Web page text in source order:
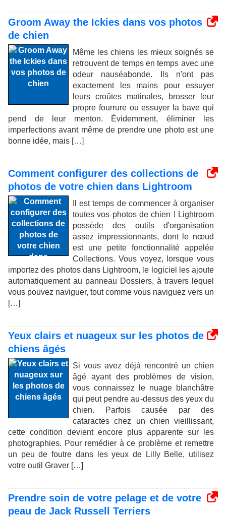
Groom Away the Ickies dans vos photos
de chien
Même les chiens les mieux soignés se
retrouvent de temps en temps avec une
odeur nauséabonde. Ils n'ont pas
exactement les mains pour essuyer
leurs croûtes matinales, brosser leur
propre fourrure ou essuyer la bave qui
pend de leur menton. Évidemment, éliminer les
imperfections avant même de prendre une photo est une
bonne idée, mais […]
Comment configurer des collections de
photos de votre chien dans Lightroom
Il est temps de commencer à organiser
toutes vos photos de chien ! Lightroom
possède des outils d'organisation
assez impressionnants, dont le nœud
est une petite fonctionnalité appelée
Collections. Vous voyez, lorsque vous
importez des photos dans Lightroom, le logiciel les ajoute
automatiquement au panneau Dossiers, à travers lequel
vous pouvez naviguer, tout comme vous naviguez vers un
[…]
Yeux clairs et nuageux sur les photos de
chiens âgés
Si vous avez déjà rencontré un chien
âgé ayant des problèmes de vision,
vous connaissez le nuage blanchâtre
qui peut pendre au-dessus des yeux du
chien. Parfois causée par des
cataractes chez un chien vieillissant,
cette condition devient encore plus apparente sur les
photographies. Pour remédier à ce problème et remettre
un peu de foutre dans les yeux de Lilly Belle, utilisez
votre outil Graver […]
Prendre soin de votre pelage et de votre
peau de Jack Russell Terriers